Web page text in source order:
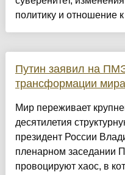
политику и отношение
Путин заявил на
трансформации мира
Мир переживает
десятилетия
президент России
пленарном заседании
провоцируют хаос, в